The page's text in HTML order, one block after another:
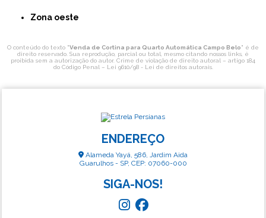
Zona oeste
O conteúdo do texto "Venda de Cortina para Quarto Automática Campo Belo" é de
direito reservado. Sua reprodução, parcial ou total, mesmo citando nossos links, é
proibida sem a autorização do autor. Crime de violação de direito autoral – artigo 184
do Código Penal – Lei 9610/98 - Lei de direitos autorais.
ENDEREÇO
Alameda Yayá, 586, Jardim Aida
Guarulhos - SP, CEP: 07060-000
SIGA-NOS!